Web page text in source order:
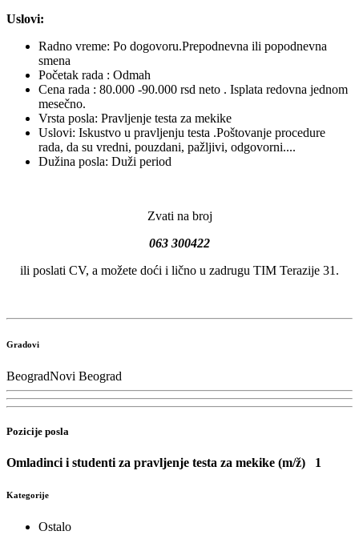
Uslovi:
Radno vreme: Po dogovoru.Prepodnevna ili popodnevna
smena
Početak rada : Odmah
Cena rada : 80.000 -90.000 rsd neto . Isplata redovna jednom
mesečno.
Vrsta posla: Pravljenje testa za mekike
Uslovi: Iskustvo u pravljenju testa .Poštovanje procedure
rada, da su vredni, pouzdani, pažljivi, odgovorni....
Dužina posla: Duži period
Zvati na broj
063 300422
ili poslati CV, a možete doći i lično u zadrugu TIM Terazije 31.
Gradovi
BeogradNovi Beograd
Pozicije posla
Omladinci i studenti za pravljenje testa za mekike (m/ž) 1
Kategorije
Ostalo